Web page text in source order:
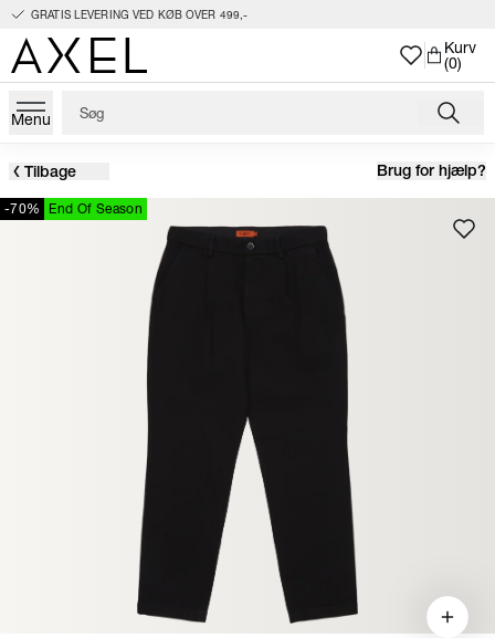
GRATIS LEVERING VED KØB OVER 499,-
Kurv
(0)
Menu
Tilbage Brug for hjælp?
-70% End Of Season